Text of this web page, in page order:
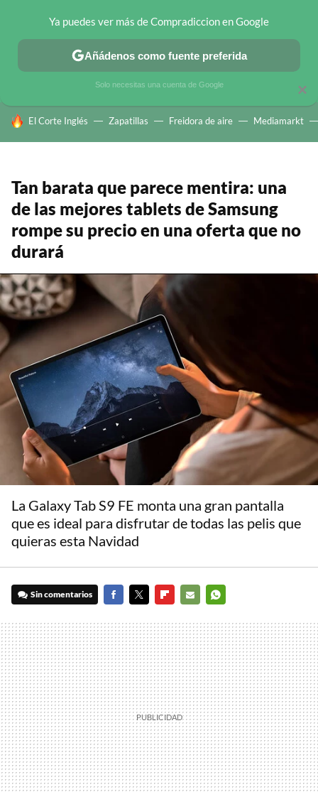
CHOLLOS TELEGRAM OFERTAS EN MÓVILES OFERTAS EN
HOY SE HABLA DE
El Corte Inglés Zapatillas Freidora de aire Mediamarkt
Tan barata que parece mentira: una
de las mejores tablets de Samsung
rompe su precio en una oferta que no
durará
La Galaxy Tab S9 FE monta una gran pantalla
que es ideal para disfrutar de todas las pelis que
quieras esta Navidad
Sin comentarios
MAIL
×
Ya puedes ver más de Compradiccion en Google
Añádenos como fuente preferida
Solo necesitas una cuenta de Google